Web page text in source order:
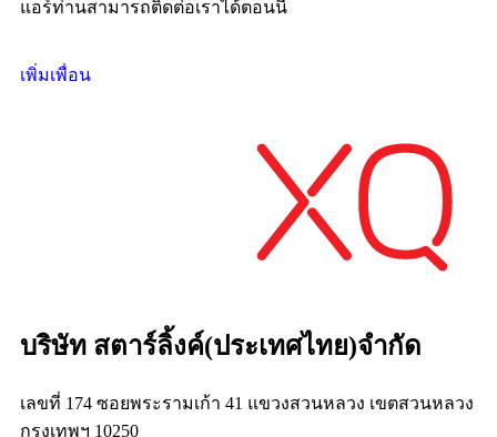
แอร์ท่านสามารถติดต่อเราได้ตอนนี้
เพิ่มเพื่อน
บริษัท สตาร์ลิ้งค์(ประเทศไทย)จำกัด
เลขที่ 174 ซอยพระรามเก้า 41 แขวงสวนหลวง เขตสวนหลวง
กรุงเทพฯ 10250